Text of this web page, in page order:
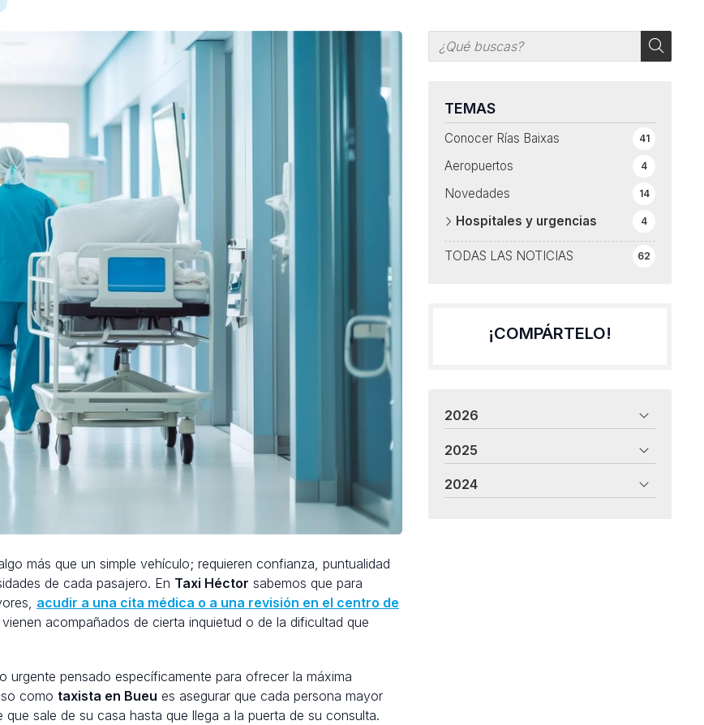
TEMAS
TODAS LAS NOTICIAS 62
Conocer Rías Baixas 41
Aeropuertos 4
Novedades 14
Hospitales y urgencias 4
más que un simple vehículo; requieren confianza, puntualidad
de cada pasajero. En Taxi Héctor sabemos que para
acudir a una cita médica o a una revisión en el centro de
acompañados de cierta inquietud o de la dificultad que
urgente pensado específicamente para ofrecer la máxima
como taxista en Bueu es asegurar que cada persona mayor
sale de su casa hasta que llega a la puerta de su consulta.
¡COMPÁRTELO!
2026
2025
2024